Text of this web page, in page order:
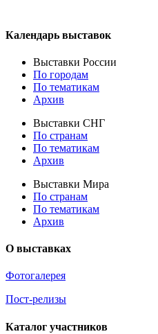
Календарь выставок
Выставки России
По городам
По тематикам
Архив
Выставки СНГ
По странам
По тематикам
Архив
Выставки Мира
По странам
По тематикам
Архив
О выставках
Фотогалерея
Пост-релизы
Каталог участников